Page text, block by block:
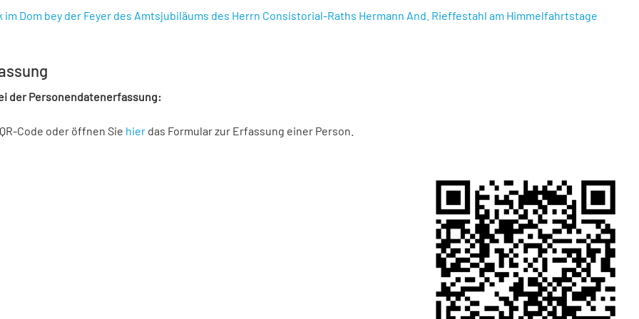
im Dom bey der Feyer des Amtsjubiläums des Herrn Consistorial-Raths Hermann And. Rieffestahl am Himmelfahrtstage
der Personendatenerfassung:
Code oder öffnen Sie hier das Formular zur Erfassung einer Person.